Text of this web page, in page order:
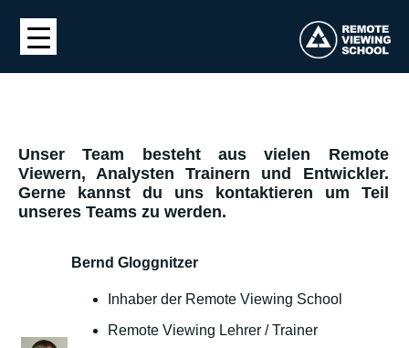
Unser Team besteht aus vielen Remote
Viewern, Analysten Trainern und Entwickler.
Gerne kannst du uns kontaktieren um Teil
unseres Teams zu werden.​
Bernd Gloggnitzer
Inhaber der Remote Viewing School
Remote Viewing Lehrer / Trainer